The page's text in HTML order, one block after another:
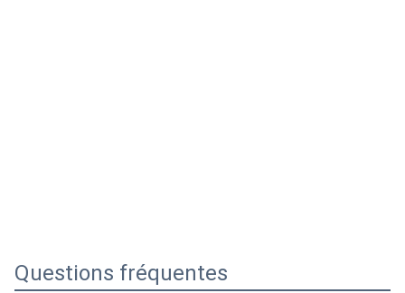
Questions fréquentes